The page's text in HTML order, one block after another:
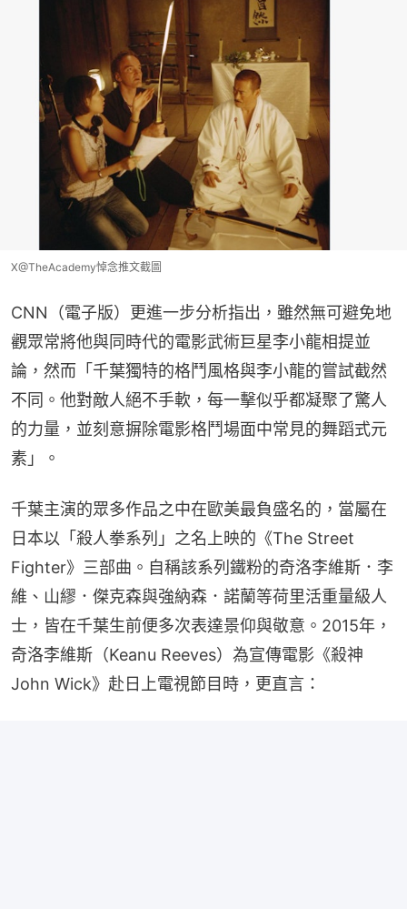
X@TheAcademy悼念推文截圖
CNN（電子版）更進一步分析指出，雖然無可避免地
觀眾常將他與同時代的電影武術巨星李小龍相提並
論，然而「千葉獨特的格鬥風格與李小龍的嘗試截然
不同。他對敵人絕不手軟，每一擊似乎都凝聚了驚人
的力量，並刻意摒除電影格鬥場面中常見的舞蹈式元
素」。
千葉主演的眾多作品之中在歐美最負盛名的，當屬在
日本以「殺人拳系列」之名上映的《The Street
Fighter》三部曲。自稱該系列鐵粉的奇洛李維斯．李
維、山繆．傑克森與強納森．諾蘭等荷里活重量級人
士，皆在千葉生前便多次表達景仰與敬意。2015年，
奇洛李維斯（Keanu Reeves）為宣傳電影《殺神
John Wick》赴日上電視節目時，更直言：